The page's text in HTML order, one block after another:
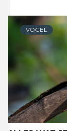
VOGEL